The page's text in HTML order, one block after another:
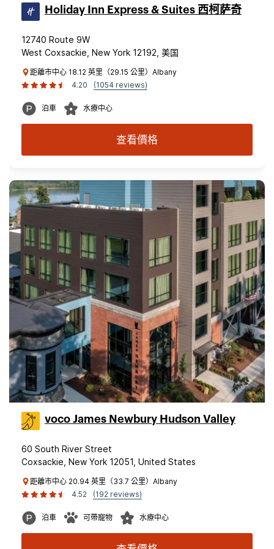
Holiday Inn Express & Suites 西柯萨奇
12740 Route 9W
West Coxsackie, New York 12192, 美国
距離市中心 18.12 英里（29.15 公里）Albany
4.20
(1054 reviews)
泊車 水療中心
查看價格
voco James Newbury Hudson Valley
60 South River Street
Coxsackie, New York 12051, United States
距離市中心 20.94 英里（33.7 公里）Albany
4.52
(192 reviews)
泊車 可帶寵物 水療中心